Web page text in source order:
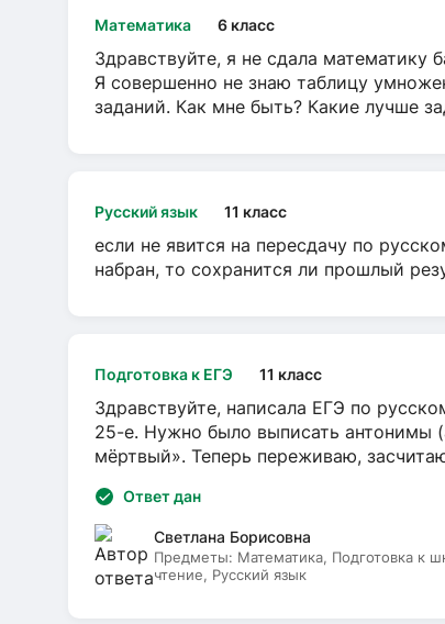
Математика 6 класс
Здравствуйте, я не сдала математику
Я совершенно не знаю таблицу
заданий. Как мне быть? Какие лучше
Русский язык 11 класс
если не явится на пересдачу по
набран, то сохранится ли прошлый
Подготовка к ЕГЭ 11 класс
Здравствуйте, написала ЕГЭ по
25-е. Нужно было выписать антонимы
мёртвый». Теперь переживаю,
Ответ дан
Светлана Борисовна
Предметы: Математика, Подготовка к
чтение, Русский язык